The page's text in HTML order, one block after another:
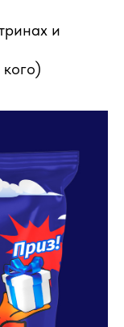
и